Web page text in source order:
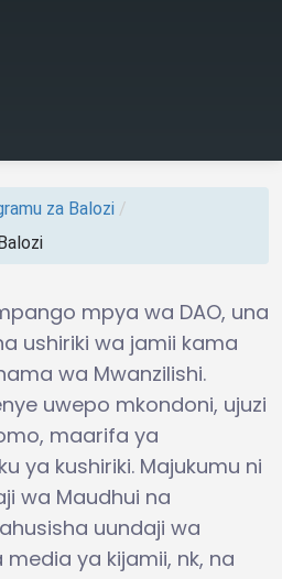
za Balozi /
mpya wa DAO, una
ushiriki wa jamii kama
wa Mwanzilishi.
uwepo mkondoni, ujuzi
maarifa ya
ya kushiriki. Majukumu ni
wa Maudhui na
uundaji wa
ya kijamii, nk, na